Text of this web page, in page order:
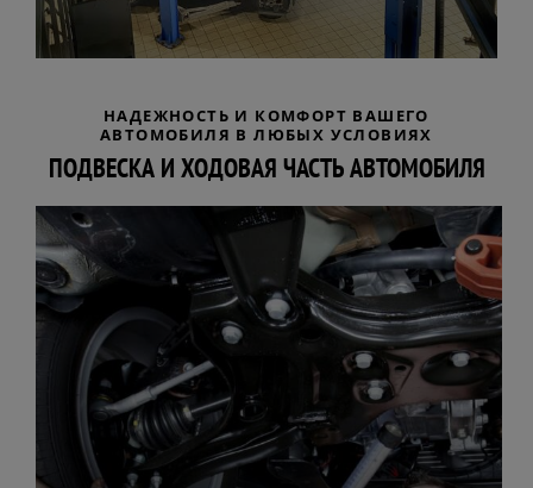
НАДЕЖНОСТЬ И КОМФОРТ ВАШЕГО
АВТОМОБИЛЯ В ЛЮБЫХ УСЛОВИЯХ
ПОДВЕСКА И ХОДОВАЯ ЧАСТЬ АВТОМОБИЛЯ